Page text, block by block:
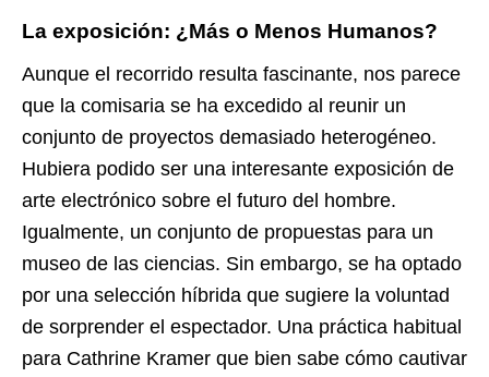
La exposición: ¿Más o Menos Humanos?
Aunque el recorrido resulta fascinante, nos parece
que la comisaria se ha excedido al reunir un
conjunto de proyectos demasiado heterogéneo.
Hubiera podido ser una interesante exposición de
arte electrónico sobre el futuro del hombre.
Igualmente, un conjunto de propuestas para un
museo de las ciencias. Sin embargo, se ha optado
por una selección híbrida que sugiere la voluntad
de sorprender el espectador. Una práctica habitual
para Cathrine Kramer que bien sabe cómo cautivar